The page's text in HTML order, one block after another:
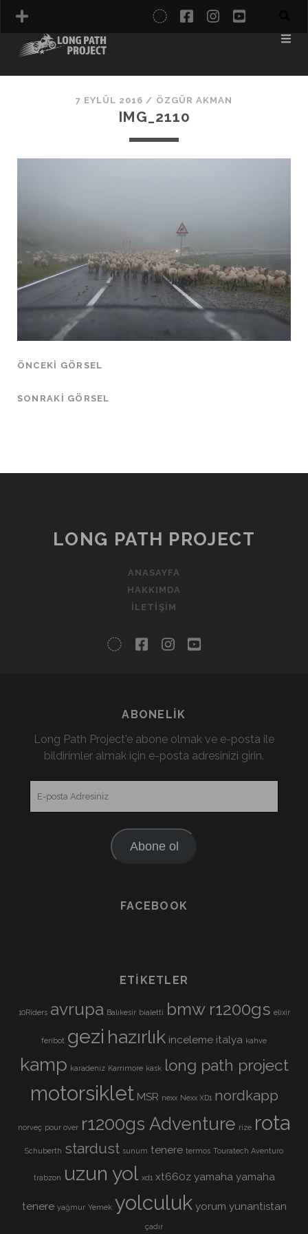
NORDKAPP
twitterfacebookinstagram
youtube
7 EYLÜL 2016 / ÖZGÜR AKMAN
IMG_2110
ÖNCEKI GÖRSEL
SONRAKI GÖRSEL
LONG PATH PROJECT
ANASAYFA
HAKKIMDA
İLETIŞIM
twitterfacebookinstagram
youtube
ABONELIK
Long Path Project'e abone olmak ve e-posta ile
bildirimler almak için e-posta adresinizi girin.
posta
Abone ol
FACEBOOK
ETIKETLER
10Riders avrupa Balıkesir bialetti bmw r1200gs elixir
feribot gezi hazırlık inceleme italya kahve
kamp karadeniz Karrimore kask long path project
motorsiklet MSR nexx Nexx XD1 nordkapp
norveç pour over r1200gs Adventure rize rota
Schuberth stardust sunum tenere termos Touratech Aventuro
trabzon uzun yol xd1 xt660z yamaha yamaha
tenere yağmur Yemek yolculuk yorum yunantistan
çadır